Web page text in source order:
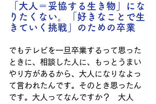
「大人＝妥協する生き物」にな
りたくない。「好きなことで生
きていく挑戦」のための卒業
でもテレビを一旦卒業するって思った
ときに、相談した人に、もっとうまい
やり方があるから、大人になりなよっ
て言われたんです。そのとき思ったん
です。大人ってなんですか？　大人